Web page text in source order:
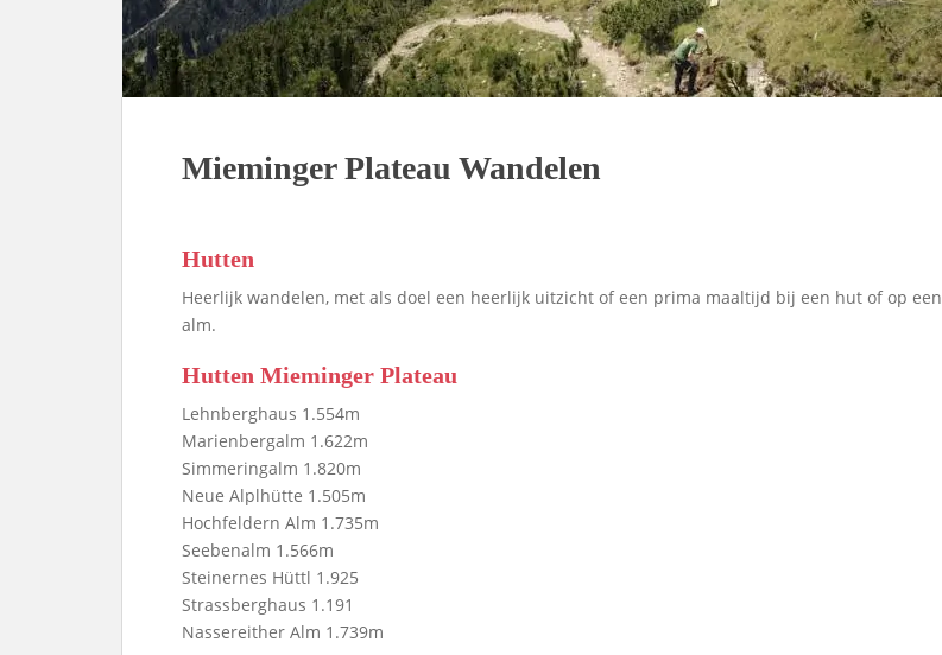
Mieminger Plateau Wandelen
Hutten
Heerlijk wandelen, met als doel een heerlijk uitzicht of een prima maaltijd bij een hut of op een
alm.
Hutten Mieminger Plateau
Lehnberghaus 1.554m
Marienbergalm 1.622m
Simmeringalm 1.820m
Neue Alplhütte 1.505m
Hochfeldern Alm 1.735m
Seebenalm 1.566m
Steinernes Hüttl 1.925
Strassberghaus 1.191
Nassereither Alm 1.739m